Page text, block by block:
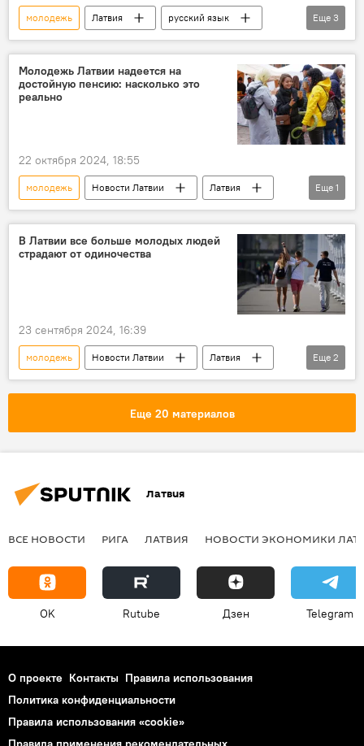
молодежь Латвия
русский язык
МИД Латвии
русские мнение
Еще 3
Молодежь Латвии надеется на
достойную пенсию: насколько это
реально
22 октября 2024, 18:55
молодежь Новости Латвии
Латвия
пенсия
Еще 1
В Латвии все больше молодых людей
страдают от одиночества
23 сентября 2024, 16:39
молодежь Новости Латвии
Латвия
одиночество
психологи
Еще 2
Еще 20 материалов
Латвия
ВСЕ НОВОСТИ РИГА ЛАТВИЯ НОВОСТИ ЭКОНОМИКИ
OK Rutube Дзен Telegram
О проекте Контакты Правила использования
Политика конфиденциальности
Правила использования «cookie»